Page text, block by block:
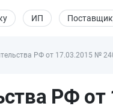
ИП
РФ от 17.03.2015 №
РФ от